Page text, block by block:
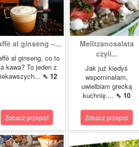
al ginseng –...
al ginseng, co to
kawa? To jeden z
⇖ 12
Zobacz przepis!
Melitzanosalata
czyli...
Jak już kiedyś
wspominałam,
uwielbiam grecką
kuchnię.... ⇖ 10
Zobacz przepis!